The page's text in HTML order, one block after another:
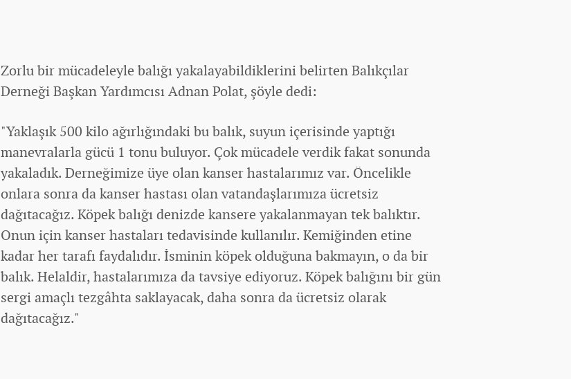
Zorlu bir mücadeleyle balığı yakalayabildiklerini belirten Balıkçılar
Derneği Başkan Yardımcısı Adnan Polat, şöyle dedi:
"Yaklaşık 500 kilo ağırlığındaki bu balık, suyun içerisinde yaptığı
manevralarla gücü 1 tonu buluyor. Çok mücadele verdik fakat sonunda
yakaladık. Derneğimize üye olan kanser hastalarımız var. Öncelikle
onlara sonra da kanser hastası olan vatandaşlarımıza ücretsiz
dağıtacağız. Köpek balığı denizde kansere yakalanmayan tek balıktır.
Onun için kanser hastaları tedavisinde kullanılır. Kemiğinden etine
kadar her tarafı faydalıdır. İsminin köpek olduğuna bakmayın, o da bir
balık. Helaldir, hastalarımıza da tavsiye ediyoruz. Köpek balığını bir gün
sergi amaçlı tezgâhta saklayacak, daha sonra da ücretsiz olarak
dağıtacağız."